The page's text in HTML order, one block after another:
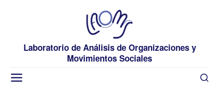
Laboratorio de Análisis de Organizaciones y
Movimientos Sociales